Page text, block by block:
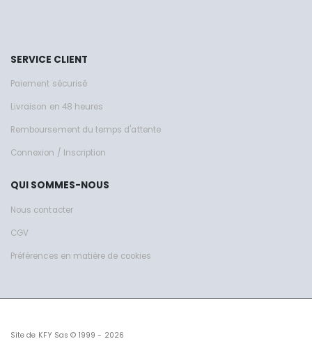
SERVICE CLIENT
Paiement sécurisé
Livraison en 48 heures
Remboursement du temps d'attente
Connexion / Inscription
QUI SOMMES-NOUS
Nous contacter
CGV
Préférences en matière de cookies
Site de KFY Sas © 1999 - 2026